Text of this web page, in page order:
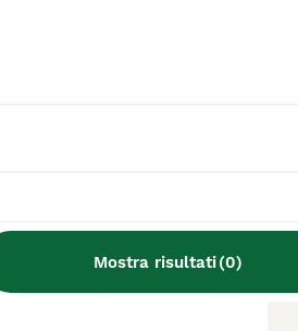
Mostra risultati(0)
il pedigree, la
la vita di un
Terrier?
del
Terrier?